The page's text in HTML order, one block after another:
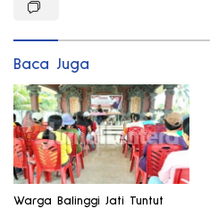
Baca Juga
Warga Balinggi Jati Tuntut